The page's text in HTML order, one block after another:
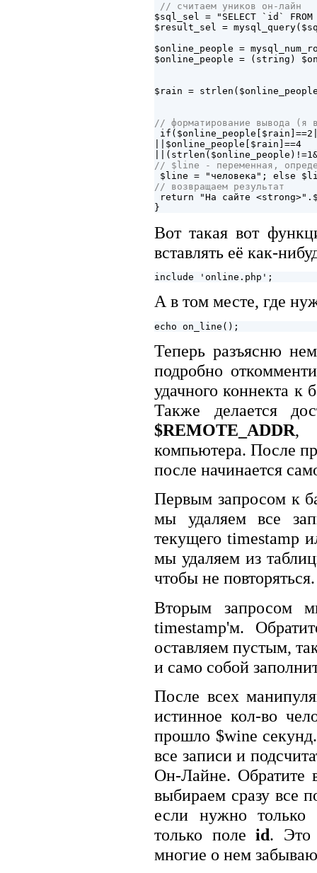
// считаем уников он-лайн
$sql_sel = "SELECT `id`
$result_sel =
$online_people =
$online_people = (string)
$rain =
// форматирование вывода (я
||$online_people[$rain]==4
// $line - переменная,
// возвращаем результат
return "На сайте
Вот такая вот
вставлять её как-
А в том месте, где
Теперь разъясню
подробно
удачного коннекта к
Также делается
$REMOTE_ADDR,
компьютера. После
после начинается
Первым запросом к
мы удаляем все
текущего timestamp
мы удаляем из
чтобы не повторяться.
Вторым запросом
timestamp'м.
оставляем пустым,
и само собой
После всех
истинное кол-во
прошло $wine
все записи и
Он-Лайне.
выбираем сразу все
если нужно только
только полеid. Это
многие о нем